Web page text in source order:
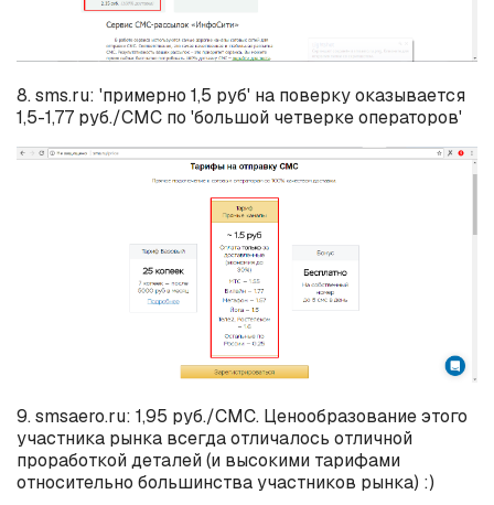
8. sms.ru: 'примерно 1,5 руб' на поверку оказывается
1,5-1,77 руб./СМС по 'большой четверке операторов'
9. smsaero.ru: 1,95 руб./СМС. Ценообразование этого
участника рынка всегда отличалось отличной
проработкой деталей (и высокими тарифами
относительно большинства участников рынка) :)